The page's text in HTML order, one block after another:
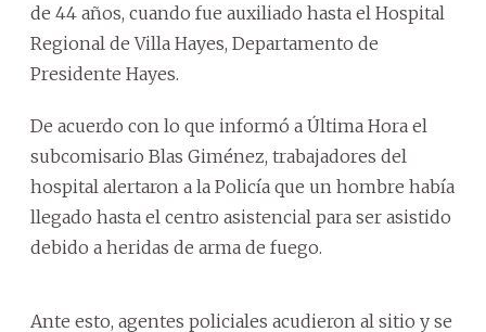
de 44 años, cuando fue auxiliado hasta el Hospital
Regional de Villa Hayes, Departamento de
Presidente Hayes.
De acuerdo con lo que informó a Última Hora el
subcomisario Blas Giménez, trabajadores del
hospital alertaron a la Policía que un hombre había
llegado hasta el centro asistencial para ser asistido
debido a heridas de arma de fuego.
Ante esto, agentes policiales acudieron al sitio y se